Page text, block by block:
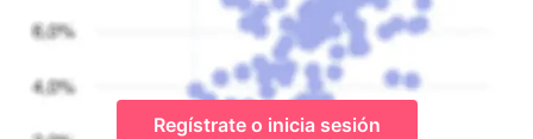
Regístrate o inicia sesión